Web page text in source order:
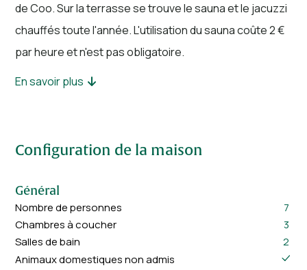
de Coo. Sur la terrasse se trouve le sauna et le jacuzzi
chauffés toute l'année. L'utilisation du sauna coûte 2 €
par heure et n'est pas obligatoire.
Cette maison n'est pas louée à des groupes de jeunes
des beuveries dans cette villa.
Les animaux ne sont pas autorisés dans cette
propriété.
En savoir plus
Configuration de la maison
Général
Nombre de personnes
7
Chambres à coucher
3
Salles de bain
2
Animaux domestiques non admis